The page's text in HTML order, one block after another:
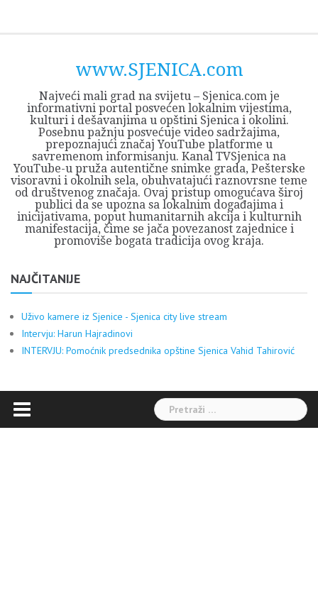
www.SJENICA.com
Najveći mali grad na svijetu – Sjenica.com je
informativni portal posvećen lokalnim vijestima,
kulturi i dešavanjima u opštini Sjenica i okolini.
Posebnu pažnju posvećuje video sadržajima,
prepoznajući značaj YouTube platforme u
savremenom informisanju. Kanal TVSjenica na
YouTube-u pruža autentične snimke grada, Pešterske
visoravni i okolnih sela, obuhvatajući raznovrsne teme
od društvenog značaja. Ovaj pristup omogućava široj
publici da se upozna sa lokalnim događajima i
inicijativama, poput humanitarnih akcija i kulturnih
manifestacija, čime se jača povezanost zajednice i
promoviše bogata tradicija ovog kraja.
NAJČITANIJE
Uživo kamere iz Sjenice - Sjenica city live stream
Intervju: Harun Hajradinovi
INTERVJU: Pomoćnik predsednika opštine Sjenica Vahid Tahirović
Pretraga: